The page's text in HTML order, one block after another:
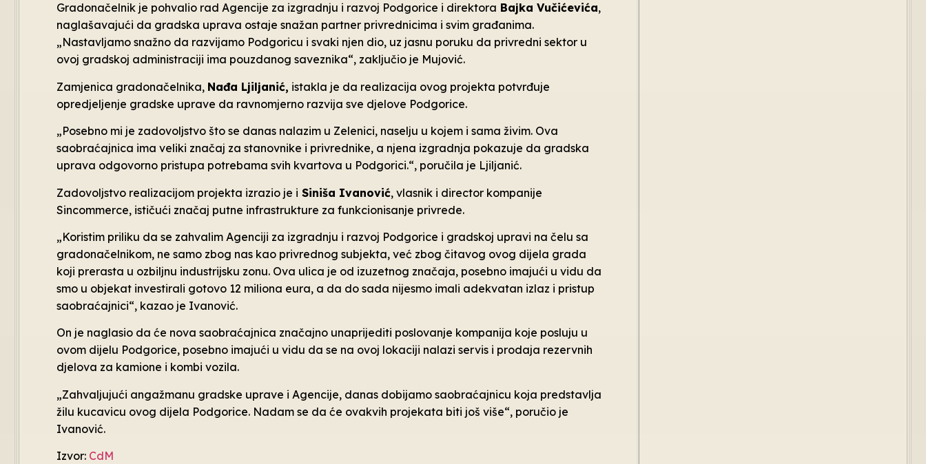
Gradonačelnik je pohvalio rad Agencije za izgradnju i razvoj Podgorice i direktora Bajka Vučićevića,
naglašavajući da gradska uprava ostaje snažan partner privrednicima i svim građanima.
„Nastavljamo snažno da razvijamo Podgoricu i svaki njen dio, uz jasnu poruku da privredni sektor u
ovoj gradskoj administraciji ima pouzdanog saveznika“, zaključio je Mujović.
Zamjenica gradonačelnika, Nađa Ljiljanić, istakla je da realizacija ovog projekta potvrđuje
opredjeljenje gradske uprave da ravnomjerno razvija sve djelove Podgorice.
„Posebno mi je zadovoljstvo što se danas nalazim u Zelenici, naselju u kojem i sama živim. Ova
saobraćajnica ima veliki značaj za stanovnike i privrednike, a njena izgradnja pokazuje da gradska
uprava odgovorno pristupa potrebama svih kvartova u Podgorici.“, poručila je Ljiljanić.
Zadovoljstvo realizacijom projekta izrazio je i Siniša Ivanović, vlasnik i director kompanije
Sincommerce, ističući značaj putne infrastrukture za funkcionisanje privrede.
„Koristim priliku da se zahvalim Agenciji za izgradnju i razvoj Podgorice i gradskoj upravi na čelu sa
gradonačelnikom, ne samo zbog nas kao privrednog subjekta, već zbog čitavog ovog dijela grada
koji prerasta u ozbiljnu industrijsku zonu. Ova ulica je od izuzetnog značaja, posebno imajući u vidu da
smo u objekat investirali gotovo 12 miliona eura, a da do sada nijesmo imali adekvatan izlaz i pristup
saobraćajnici“, kazao je Ivanović.
On je naglasio da će nova saobraćajnica značajno unaprijediti poslovanje kompanija koje posluju u
ovom dijelu Podgorice, posebno imajući u vidu da se na ovoj lokaciji nalazi servis i prodaja rezervnih
djelova za kamione i kombi vozila.
„Zahvaljujući angažmanu gradske uprave i Agencije, danas dobijamo saobraćajnicu koja predstavlja
žilu kucavicu ovog dijela Podgorice. Nadam se da će ovakvih projekata biti još više“, poručio je
Ivanović.
Izvor: CdM